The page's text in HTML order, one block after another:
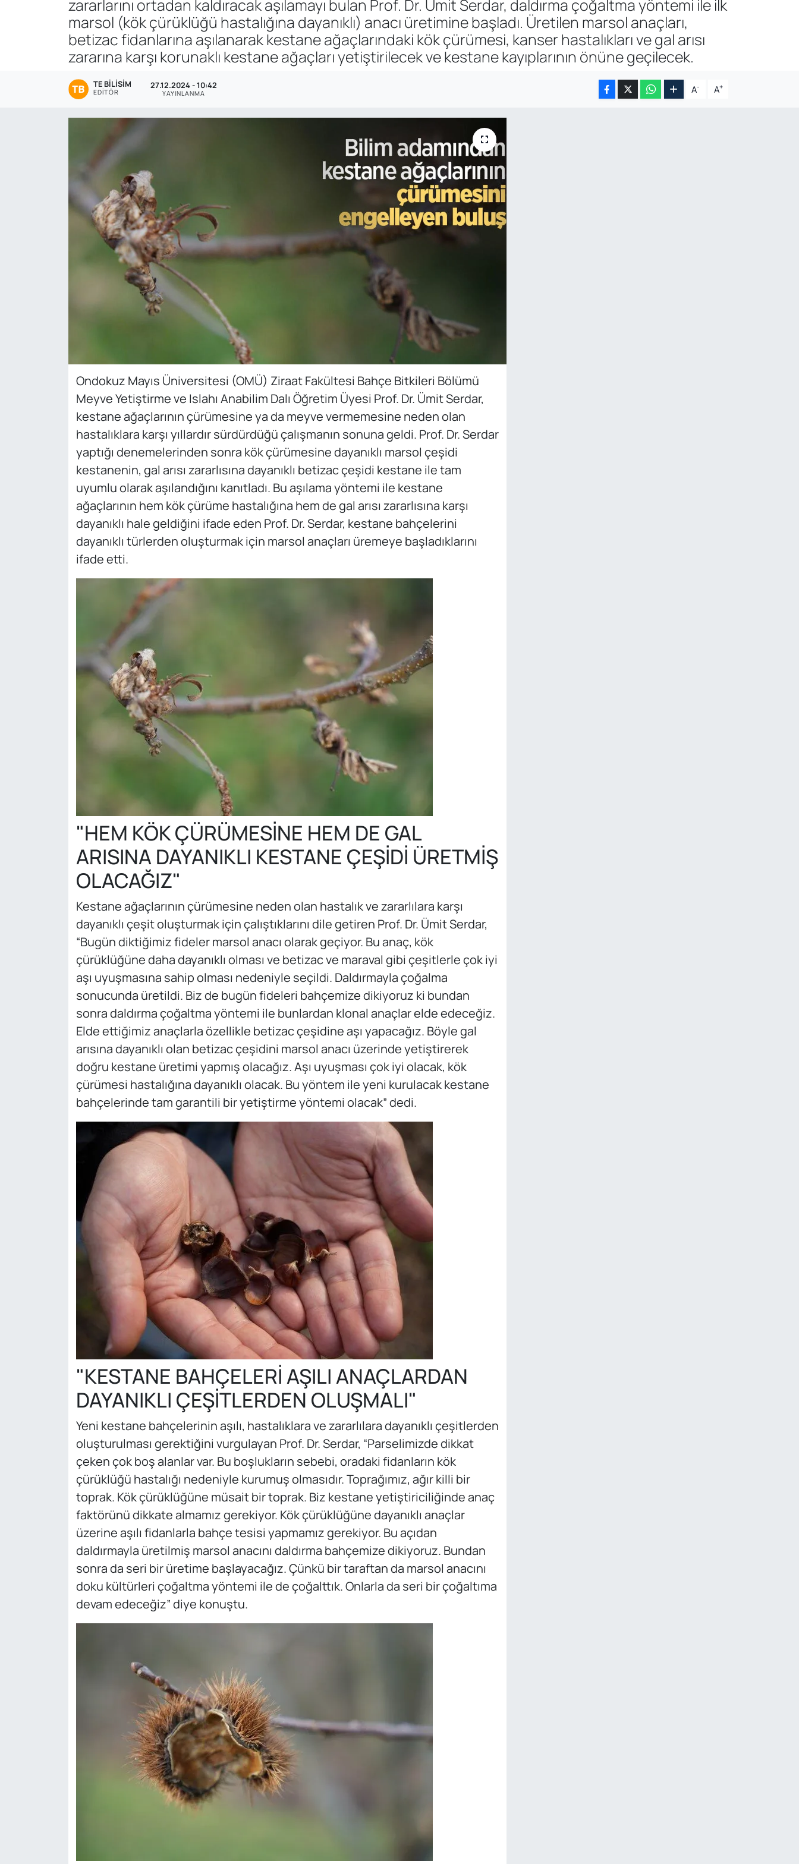
zararlarını ortadan kaldıracak aşılamayı bulan Prof. Dr. Ümit Serdar, daldırma çoğaltma yöntemi ile ilk
marsol (kök çürüklüğü hastalığına dayanıklı) anacı üretimine başladı. Üretilen marsol anaçları,
betizac fidanlarına aşılanarak kestane ağaçlarındaki kök çürümesi, kanser hastalıkları ve gal arısı
zararına karşı korunaklı kestane ağaçları yetiştirilecek ve kestane kayıplarının önüne geçilecek.
TE BILISIM
EDITÖR
27.12.2024 - 10:42
YAYINLANMA A- A+
Ondokuz Mayıs Üniversitesi (OMÜ) Ziraat Fakültesi Bahçe Bitkileri Bölümü
Meyve Yetiştirme ve Islahı Anabilim Dalı Öğretim Üyesi Prof. Dr. Ümit Serdar,
kestane ağaçlarının çürümesine ya da meyve vermemesine neden olan
hastalıklara karşı yıllardır sürdürdüğü çalışmanın sonuna geldi. Prof. Dr. Serdar
yaptığı denemelerinden sonra kök çürümesine dayanıklı marsol çeşidi
kestanenin, gal arısı zararlısına dayanıklı betizac çeşidi kestane ile tam
uyumlu olarak aşılandığını kanıtladı. Bu aşılama yöntemi ile kestane
ağaçlarının hem kök çürüme hastalığına hem de gal arısı zararlısına karşı
dayanıklı hale geldiğini ifade eden Prof. Dr. Serdar, kestane bahçelerini
dayanıklı türlerden oluşturmak için marsol anaçları üremeye başladıklarını
ifade etti.
"HEM KÖK ÇÜRÜMESİNE HEM DE GAL
ARISINA DAYANIKLI KESTANE ÇEŞİDİ ÜRETMİŞ
OLACAĞIZ"
Kestane ağaçlarının çürümesine neden olan hastalık ve zararlılara karşı
dayanıklı çeşit oluşturmak için çalıştıklarını dile getiren Prof. Dr. Ümit Serdar,
“Bugün diktiğimiz fideler marsol anacı olarak geçiyor. Bu anaç, kök
çürüklüğüne daha dayanıklı olması ve betizac ve maraval gibi çeşitlerle çok iyi
aşı uyuşmasına sahip olması nedeniyle seçildi. Daldırmayla çoğalma
sonucunda üretildi. Biz de bugün fideleri bahçemize dikiyoruz ki bundan
sonra daldırma çoğaltma yöntemi ile bunlardan klonal anaçlar elde edeceğiz.
Elde ettiğimiz anaçlarla özellikle betizac çeşidine aşı yapacağız. Böyle gal
arısına dayanıklı olan betizac çeşidini marsol anacı üzerinde yetiştirerek
doğru kestane üretimi yapmış olacağız. Aşı uyuşması çok iyi olacak, kök
çürümesi hastalığına dayanıklı olacak. Bu yöntem ile yeni kurulacak kestane
bahçelerinde tam garantili bir yetiştirme yöntemi olacak” dedi.
"KESTANE BAHÇELERİ AŞILI ANAÇLARDAN
DAYANIKLI ÇEŞİTLERDEN OLUŞMALI"
Yeni kestane bahçelerinin aşılı, hastalıklara ve zararlılara dayanıklı çeşitlerden
oluşturulması gerektiğini vurgulayan Prof. Dr. Serdar, “Parselimizde dikkat
çeken çok boş alanlar var. Bu boşlukların sebebi, oradaki fidanların kök
çürüklüğü hastalığı nedeniyle kurumuş olmasıdır. Toprağımız, ağır killi bir
toprak. Kök çürüklüğüne müsait bir toprak. Biz kestane yetiştiriciliğinde anaç
faktörünü dikkate almamız gerekiyor. Kök çürüklüğüne dayanıklı anaçlar
üzerine aşılı fidanlarla bahçe tesisi yapmamız gerekiyor. Bu açıdan
daldırmayla üretilmiş marsol anacını daldırma bahçemize dikiyoruz. Bundan
sonra da seri bir üretime başlayacağız. Çünkü bir taraftan da marsol anacını
doku kültürleri çoğaltma yöntemi ile de çoğalttık. Onlarla da seri bir çoğaltıma
devam edeceğiz” diye konuştu.
Gündem
Özel Haber